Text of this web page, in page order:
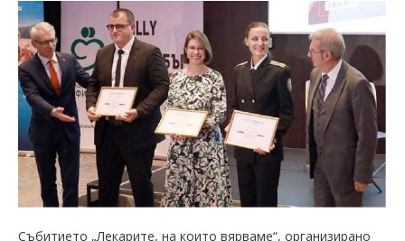
Събитието „Лекарите, на които вярваме“, организирано